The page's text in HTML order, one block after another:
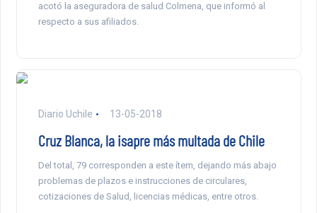
acotó la aseguradora de salud Colmena, que informó al
respecto a sus afiliados.
Diario Uchile 13-05-2018
Cruz Blanca, la isapre más multada de Chile
Del total, 79 corresponden a este ítem, dejando más abajo
problemas de plazos e instrucciones de circulares,
cotizaciones de Salud, licencias médicas, entre otros.